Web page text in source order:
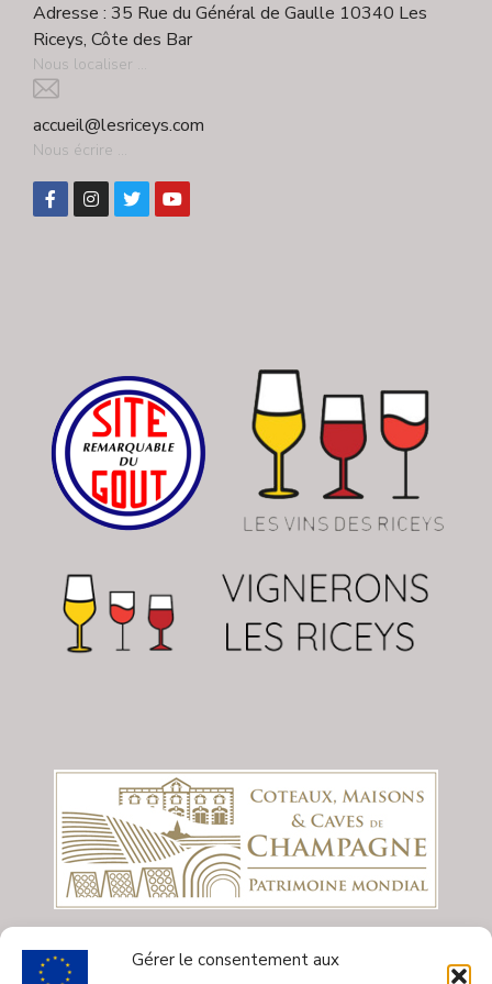
Gérer le consentement aux
Adresse : 35 Rue du Général de Gaulle 10340 Les
Riceys, Côte des Bar
Nous localiser ...
accueil@lesriceys.com
Nous écrire ...